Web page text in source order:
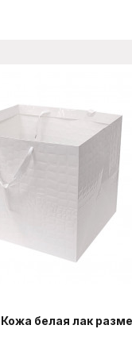
белая лак